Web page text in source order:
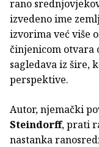
rano
izvedeno ime
izvorima već više
činjenicom otvara
sagledava iz šire,
perspektive.
Autor, njemački
Steindorff, prati
nastanka